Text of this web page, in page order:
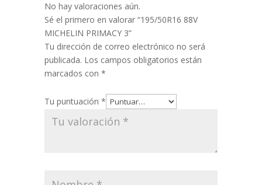
No hay valoraciones aún.
Sé el primero en valorar “195/50R16 88V
MICHELIN PRIMACY 3”
Tu dirección de correo electrónico no será
publicada. Los campos obligatorios están
marcados con *
Tu puntuación *